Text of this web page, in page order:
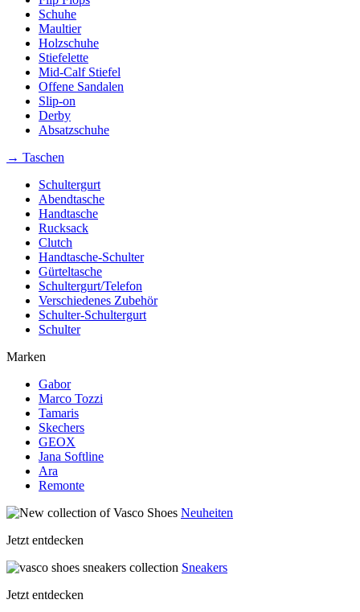
Schuhe
Maultier
Holzschuhe
Stiefelette
Mid-Calf Stiefel
Offene Sandalen
Slip-on
Derby
Absatzschuhe
→ Taschen
Schultergurt
Abendtasche
Handtasche
Rucksack
Clutch
Handtasche-Schulter
Gürteltasche
Schultergurt/Telefon
Verschiedenes Zubehör
Schulter-Schultergurt
Schulter
Marken
Gabor
Marco Tozzi
Tamaris
Skechers
GEOX
Jana Softline
Ara
Remonte
Neuheiten
Jetzt entdecken
Sneakers
Jetzt entdecken